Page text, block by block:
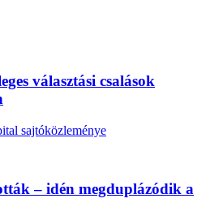
választási csalások
sajtóközleménye
– idén megduplázódik a